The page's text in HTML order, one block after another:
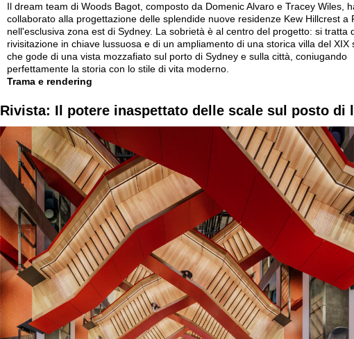
Il dream team di Woods Bagot, composto da Domenic Alvaro e Tracey Wiles,
collaborato alla progettazione delle splendide nuove residenze Kew Hillcrest a
nell'esclusiva zona est di Sydney. La sobrietà è al centro del progetto: si tratta
rivisitazione in chiave lussuosa e di un ampliamento di una storica villa del XIX
che gode di una vista mozzafiato sul porto di Sydney e sulla città, coniugando
perfettamente la storia con lo stile di vita moderno.
Trama e rendering
Rivista: Il potere inaspettato delle scale sul posto di